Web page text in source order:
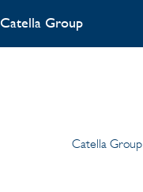
Catella Group
Catella Group